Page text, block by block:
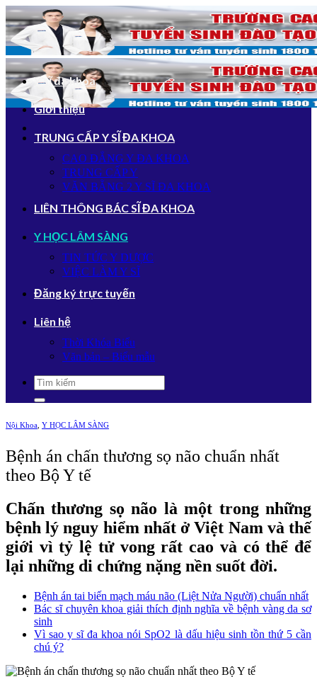
Bỏ
qua
nội
dung
Y sĩ đa khoa
Giới thiệu
TRUNG CẤP Y SĨ ĐA KHOA
CAO ĐẲNG Y ĐA KHOA
TRUNG CẤP Y
VĂN BẰNG 2 Y SĨ ĐA KHOA
LIÊN THÔNG BÁC SĨ ĐA KHOA
Y HỌC LÂM SÀNG
TIN TỨC Y DƯỢC
VIỆC LÀM Y SĨ
Đăng ký trực tuyến
Liên hệ
Thời Khóa Biểu
Văn bản – Biểu mẫu
Nội Khoa Y HỌC LÂM SÀNG
Bệnh án chấn thương sọ não chuẩn nhất
theo Bộ Y tế
Chấn thương sọ não là một trong những
bệnh lý nguy hiểm nhất ở Việt Nam và thế
giới vì tỷ lệ tử vong rất cao và có thể để
lại những di chứng nặng nền suốt đời.
Bệnh án tai biến mạch máu não (Liệt Nửa Người) chuẩn nhất
Bác sĩ chuyên khoa giải thích định nghĩa về bệnh vàng da sơ
sinh
Vì sao y sĩ đa khoa nói SpO2 là dấu hiệu sinh tồn thứ 5 cần
chú ý?